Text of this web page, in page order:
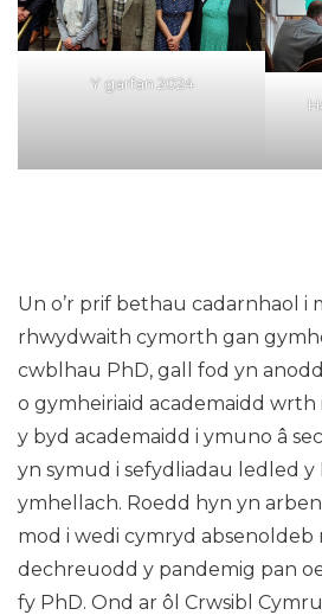
Y garfan 2024
Un o’r prif bethau cadarnhaol i
rhwydwaith cymorth gan
cwblhau PhD, gall fod yn
o gymheiriaid academaidd wrth
y byd academaidd i ymuno â
yn symud i sefydliadau ledled y
ymhellach. Roedd hyn yn
mod i wedi cymryd absenoldeb
dechreuodd y pandemig pan
fy PhD. Ond ar ôl Crwsibl